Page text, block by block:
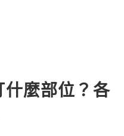
麼部位？各